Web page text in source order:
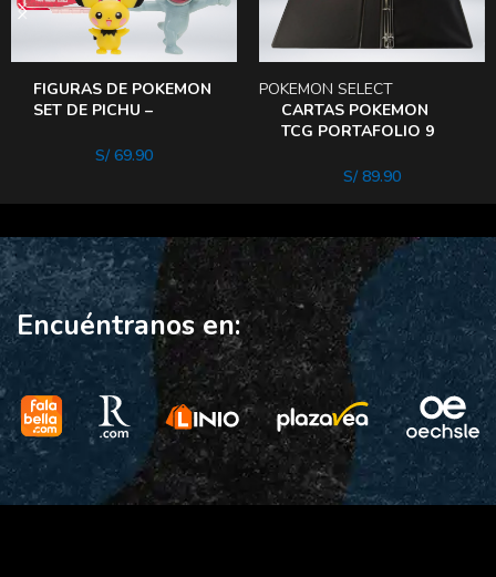
FIGURAS DE POKEMON
SET DE PICHU –
S/69.90
CARTAS POKEMON
TCG PORTAFOLIO 9
ARMAROCERUL
POKEMON SELECT
S/89.90
Encuéntranos en: